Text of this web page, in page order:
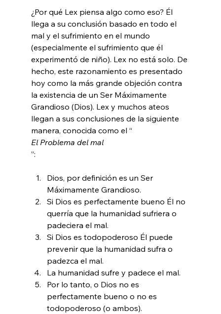
¿Por qué Lex piensa algo como eso? Él
llega a su conclusión basado en todo el
mal y el sufrimiento en el mundo
(especialmente el sufrimiento que él
experimentó de niño). Lex no está solo. De
hecho, este razonamiento es presentado
hoy como la más grande objeción contra
la existencia de un Ser Máximamente
Grandioso (Dios). Lex y muchos ateos
llegan a sus conclusiones de la siguiente
manera, conocida como el “
El Problema del mal
Dios, por definición es un Ser
Máximamente Grandioso.
Si Dios es perfectamente bueno Él no
querría que la humanidad sufriera o
padeciera el mal.
Si Dios es todopoderoso Él puede
prevenir que la humanidad sufra o
padezca el mal.
La humanidad sufre y padece el mal.
Por lo tanto, o Dios no es
perfectamente bueno o no es
todopoderoso (o ambos).